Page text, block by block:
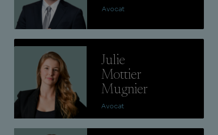
Avocat
Julie
Mottier
Mugnier
Avocat